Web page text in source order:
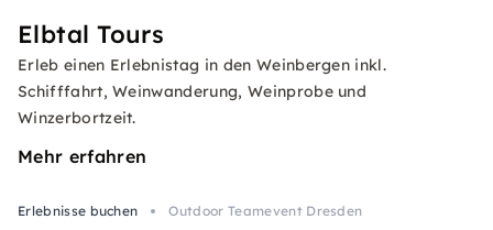
Elbtal Tours
Erleb einen Erlebnistag in den Weinbergen inkl.
Schifffahrt, Weinwanderung, Weinprobe und
Winzerbortzeit.
Mehr erfahren
Erlebnisse buchen Outdoor Teamevent Dresden